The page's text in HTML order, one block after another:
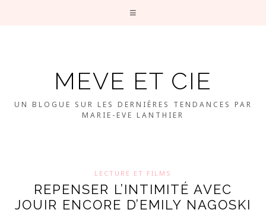
MEVE ET CIE
UN BLOGUE SUR LES DERNIÈRES TENDANCES PAR
MARIE-EVE LANTHIER
LECTURE ET FILMS
REPENSER L’INTIMITÉ AVEC
JOUIR ENCORE D’EMILY NAGOSKI